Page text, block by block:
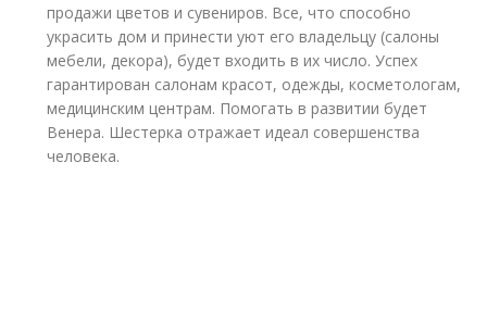
продажи цветов и сувениров. Все, что способно
украсить дом и принести уют его владельцу (салоны
мебели, декора), будет входить в их число. Успех
гарантирован салонам красот, одежды, косметологам,
медицинским центрам. Помогать в развитии будет
Венера. Шестерка отражает идеал совершенства
человека.